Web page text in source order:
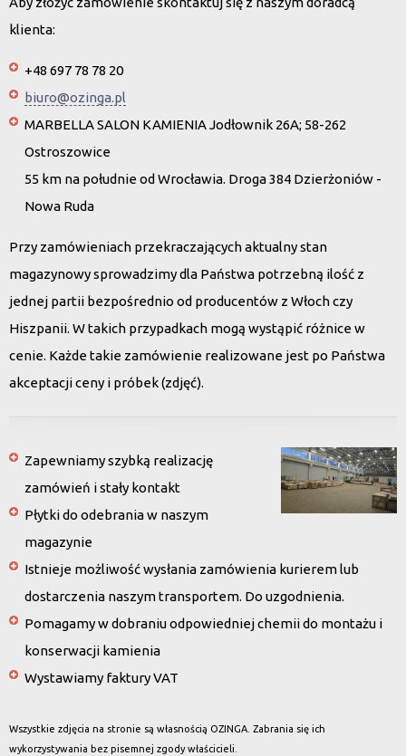
klienta:
+48 697 78 78 20
biuro@ozinga.pl
MARBELLA SALON KAMIENIA Jodłownik 26A; 58-262
Ostroszowice
55 km na południe od Wrocławia. Droga 384 Dzierżoniów -
Nowa Ruda
Przy zamówieniach przekraczających aktualny stan
magazynowy sprowadzimy dla Państwa potrzebną ilość z
jednej partii bezpośrednio od producentów z Włoch czy
Hiszpanii. W takich przypadkach mogą wystąpić różnice w
cenie. Każde takie zamówienie realizowane jest po Państwa
akceptacji ceny i próbek (zdjęć).
Zapewniamy szybką realizację
zamówień i stały kontakt
Płytki do odebrania w naszym
magazynie
Istnieje możliwość wysłania zamówienia kurierem lub
dostarczenia naszym transportem. Do uzgodnienia.
Pomagamy w dobraniu odpowiedniej chemii do montażu i
konserwacji kamienia
Wystawiamy faktury VAT
Wszystkie zdjęcia na stronie są własnością OZINGA. Zabrania się ich
wykorzystywania bez pisemnej zgody właścicieli.